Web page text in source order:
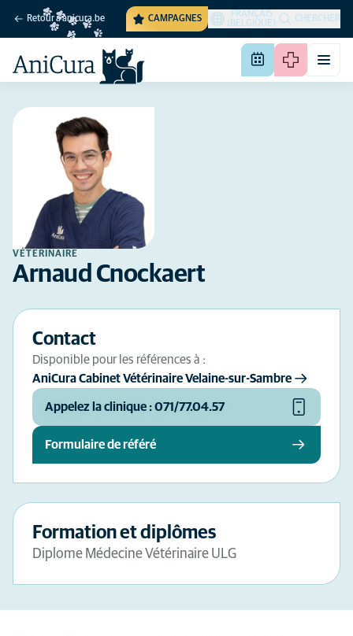
Retour à anicura.be CAMPAGNES
FRANÇAIS
(BELGIQUE)
CHERCHER
VÉTÉRINAIRE
Arnaud Cnockaert
Contact
Disponible pour les références à :
AniCura Cabinet Vétérinaire Velaine-sur-Sambre
Appelez la clinique : 071/77.04.57
Formulaire de référé
Formation et diplômes
Diplome Médecine Vétérinaire ULG